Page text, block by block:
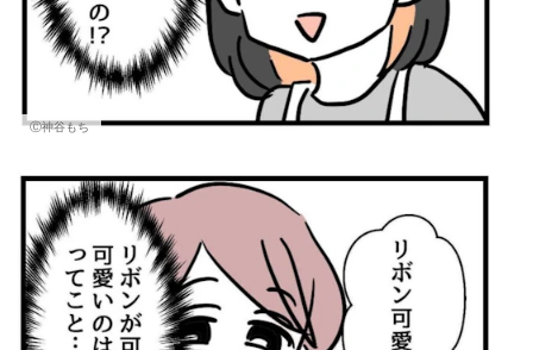
Ⓒ神谷もち